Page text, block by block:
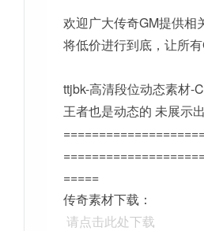
欢迎广大传奇GM提供相
将低价进行到底，让所
ttjbk-高清段位动态素材-
王者也是动态的 未展示
=====
传奇素材下载：
请点击此处下载